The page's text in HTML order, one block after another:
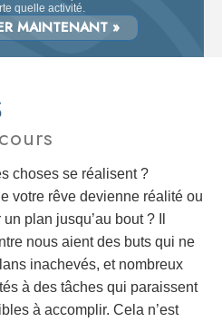
quelle activité.
MAINTENANT »
choses se réalisent ?
votre rêve devienne réalité ou
plan jusqu’au bout ? Il
nous aient des buts qui ne
inachevés, et nombreux
à des tâches qui paraissent
à accomplir. Cela n’est